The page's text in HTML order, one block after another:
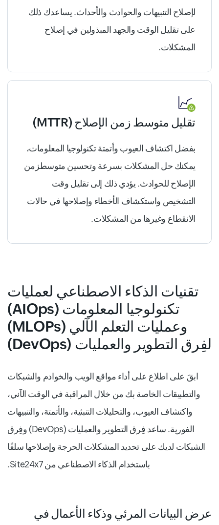
لإصلاح التنبيهات والحوادث والأحداث. يساعدك ذلك
على تقليل الوقت والجهد المبذولين في إصلاح
المشكلات.
تقليل متوسط زمن الإصلاح (MTTR)
بفضل اكتشاف العيوب وأتمتة تكنولوجيا المعلومات،
يمكنك حل المشكلات بسرعة وتحسين متوسط​زمن
الإصلاح للحوادث. يؤدي ذلك إلى تقليل وقت
التشخيص واستكشاف الأخطاء وإصلاحها في حالات
الانقطاع وغيرها من المشكلات.
تقنيات الذكاء الاصطناعي لعمليات
تكنولوجيا المعلومات (AIOps)
وعمليات التعلم الآلي (MLOPs)
لفِرق التطوير والعمليات (DevOps)
ابقَ على اطلاع على أداء مواقع الويب والخوادم والشبكات
والتطبيقات الخاصة بك من خلال المراقبة في الوقت الآني،
واكتشاف العيوب، والتحليلات التنبئية، والأتمتة، والتنبيهات
الفورية. ساعد فِرق التطوير والعمليات (DevOps) وفِرق
الشبكات لديك على تحديد المشكلات الحرجة وإصلاحها سلفًا
باستخدام الذكاء الاصطناعي من Site24x7.
عرض البيانات المرئي وذكاء الأعمال في